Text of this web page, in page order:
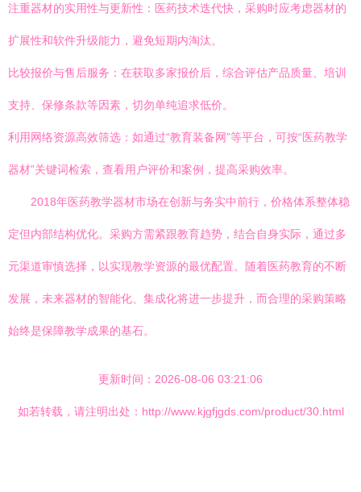
注重器材的实用性与更新性：医药技术迭代快，采购时应考虑器材的
扩展性和软件升级能力，避免短期内淘汰。
比较报价与售后服务：在获取多家报价后，综合评估产品质量、培训
支持、保修条款等因素，切勿单纯追求低价。
利用网络资源高效筛选：如通过“教育装备网”等平台，可按“医药教学
器材”关键词检索，查看用户评价和案例，提高采购效率。
2018年医药教学器材市场在创新与务实中前行，价格体系整体稳
定但内部结构优化。采购方需紧跟教育趋势，结合自身实际，通过多
元渠道审慎选择，以实现教学资源的最优配置。随着医药教育的不断
发展，未来器材的智能化、集成化将进一步提升，而合理的采购策略
始终是保障教学成果的基石。
更新时间：2026-08-06 03:21:06
如若转载，请注明出处：http://www.kjgfjgds.com/product/30.html